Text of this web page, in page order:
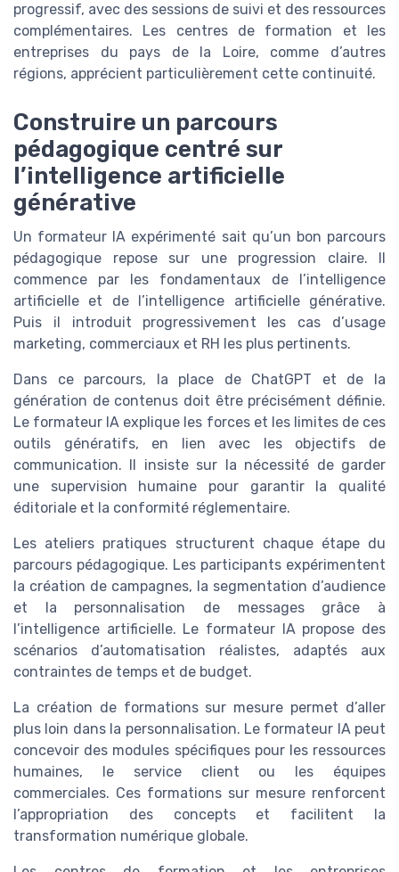
progressif, avec des sessions de suivi et des ressources
complémentaires. Les centres de formation et les
entreprises du pays de la Loire, comme d’autres
régions, apprécient particulièrement cette continuité.
Construire un parcours
pédagogique centré sur
l’intelligence artificielle
générative
Un formateur IA expérimenté sait qu’un bon parcours
pédagogique repose sur une progression claire. Il
commence par les fondamentaux de l’intelligence
artificielle et de l’intelligence artificielle générative.
Puis il introduit progressivement les cas d’usage
marketing, commerciaux et RH les plus pertinents.
Dans ce parcours, la place de ChatGPT et de la
génération de contenus doit être précisément définie.
Le formateur IA explique les forces et les limites de ces
outils génératifs, en lien avec les objectifs de
communication. Il insiste sur la nécessité de garder
une supervision humaine pour garantir la qualité
éditoriale et la conformité réglementaire.
Les ateliers pratiques structurent chaque étape du
parcours pédagogique. Les participants expérimentent
la création de campagnes, la segmentation d’audience
et la personnalisation de messages grâce à
l’intelligence artificielle. Le formateur IA propose des
scénarios d’automatisation réalistes, adaptés aux
contraintes de temps et de budget.
La création de formations sur mesure permet d’aller
plus loin dans la personnalisation. Le formateur IA peut
concevoir des modules spécifiques pour les ressources
humaines, le service client ou les équipes
commerciales. Ces formations sur mesure renforcent
l’appropriation des concepts et facilitent la
transformation numérique globale.